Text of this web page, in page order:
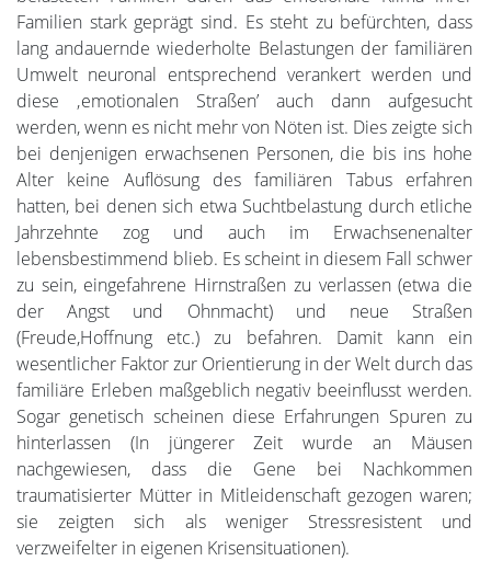
Familien stark geprägt sind. Es steht zu befürchten, dass
lang andauernde wiederholte Belastungen der familiären
Umwelt neuronal entsprechend verankert werden und
diese ‚emotionalen Straßen’ auch dann aufgesucht
werden, wenn es nicht mehr von Nöten ist. Dies zeigte sich
bei denjenigen erwachsenen Personen, die bis ins hohe
Alter keine Auflösung des familiären Tabus erfahren
hatten, bei denen sich etwa Suchtbelastung durch etliche
Jahrzehnte zog und auch im Erwachsenenalter
lebensbestimmend blieb. Es scheint in diesem Fall schwer
zu sein, eingefahrene Hirnstraßen zu verlassen (etwa die
der Angst und Ohnmacht) und neue Straßen
(Freude,Hoffnung etc.) zu befahren. Damit kann ein
wesentlicher Faktor zur Orientierung in der Welt durch das
familiäre Erleben maßgeblich negativ beeinflusst werden.
Sogar genetisch scheinen diese Erfahrungen Spuren zu
hinterlassen (In jüngerer Zeit wurde an Mäusen
nachgewiesen, dass die Gene bei Nachkommen
traumatisierter Mütter in Mitleidenschaft gezogen waren;
sie zeigten sich als weniger Stressresistent und
verzweifelter in eigenen Krisensituationen).